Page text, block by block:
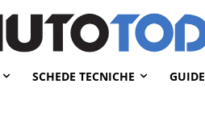
SCHEDE TECNICHE GUIDE